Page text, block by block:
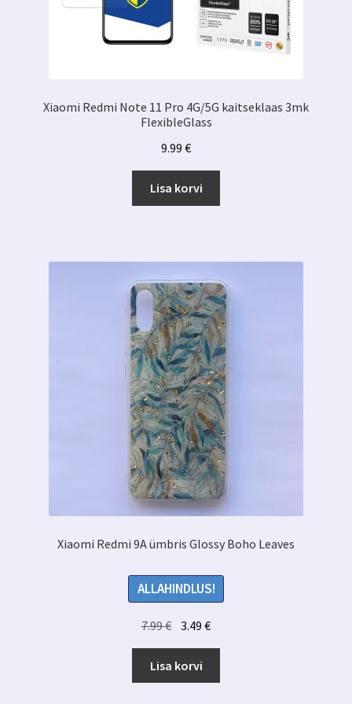
Xiaomi Redmi Note 11 Pro 4G/5G kaitseklaas 3mk
FlexibleGlass
9.99 €
Lisa korvi
Xiaomi Redmi 9A ümbris Glossy Boho Leaves
ALLAHINDLUS!
7.99€ Algne
oli:
7.99 €.
3.49€Praegune
3.49 €.
Lisa korvi